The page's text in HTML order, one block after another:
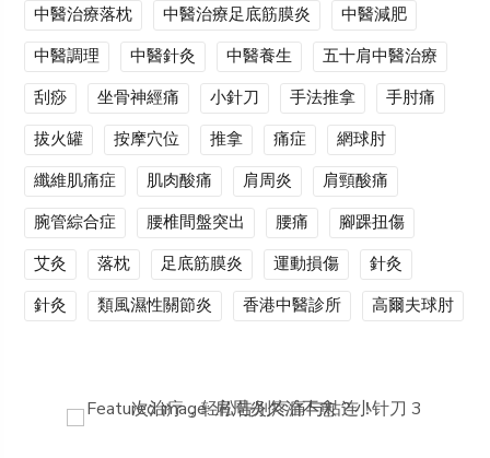
中醫治療落枕
中醫治療足底筋膜炎
中醫減肥
中醫調理
中醫針灸 中醫養生
五十肩中醫治療
刮痧
坐骨神經痛 小針刀 手法推拿
手肘痛
拔火罐
按摩穴位 推拿 痛症
網球肘
纖維肌痛症
肌肉酸痛 肩周炎
肩頸酸痛
腕管綜合症
腰椎間盤突出 腰痛
腳踝扭傷
艾灸
落枕 足底筋膜炎 運動損傷
針灸
針灸
類風濕性關節炎 香港中醫診所 高爾夫球肘